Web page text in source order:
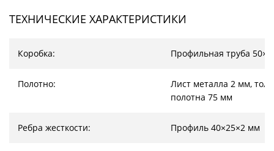
ТЕХНИЧЕСКИЕ ХАРАКТЕРИСТИКИ
Коробка: Профильная труба
Полотно:
Лист металла 2 мм,
полотна 75 мм
Ребра жесткости: Профиль 40×25×2 мм